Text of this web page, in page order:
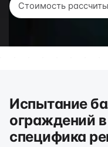
Стоимость
Испытание
ограждений
специфика